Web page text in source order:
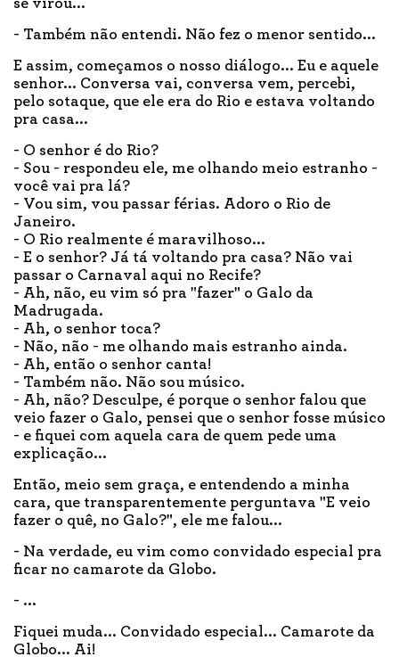
se virou...
- Também não entendi. Não fez o menor sentido...
E assim, começamos o nosso diálogo... Eu e aquele
senhor... Conversa vai, conversa vem, percebi,
pelo sotaque, que ele era do Rio e estava voltando
pra casa...
- O senhor é do Rio?
- Sou - respondeu ele, me olhando meio estranho -
você vai pra lá?
- Vou sim, vou passar férias. Adoro o Rio de
Janeiro.
- O Rio realmente é maravilhoso...
- E o senhor? Já tá voltando pra casa? Não vai
passar o Carnaval aqui no Recife?
- Ah, não, eu vim só pra "fazer" o Galo da
Madrugada.
- Ah, o senhor toca?
- Não, não - me olhando mais estranho ainda.
- Ah, então o senhor canta!
- Também não. Não sou músico.
- Ah, não? Desculpe, é porque o senhor falou que
veio fazer o Galo, pensei que o senhor fosse músico
- e fiquei com aquela cara de quem pede uma
explicação...
Então, meio sem graça, e entendendo a minha
cara, que transparentemente perguntava "E veio
fazer o quê, no Galo?", ele me falou...
- Na verdade, eu vim como convidado especial pra
ficar no camarote da Globo.
- ...
Fiquei muda... Convidado especial... Camarote da
Globo... Ai!